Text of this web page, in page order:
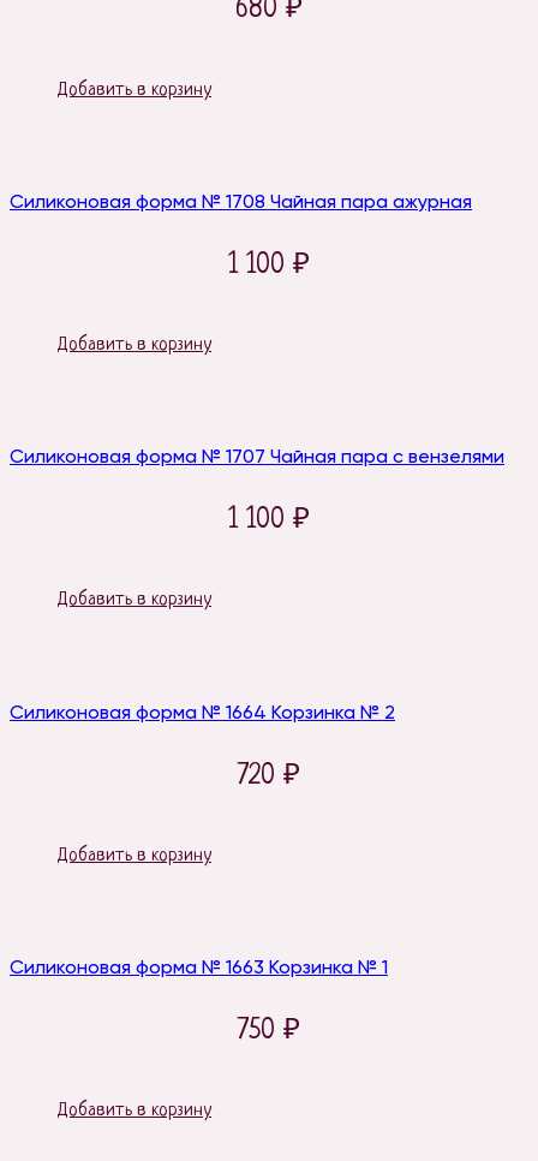
680 ₽
Добавить в корзину
Силиконовая форма № 1708 Чайная пара ажурная
1 100 ₽
Добавить в корзину
Силиконовая форма № 1707 Чайная пара с вензелями
1 100 ₽
Добавить в корзину
Силиконовая форма № 1664 Корзинка № 2
720 ₽
Добавить в корзину
Силиконовая форма № 1663 Корзинка № 1
750 ₽
Добавить в корзину